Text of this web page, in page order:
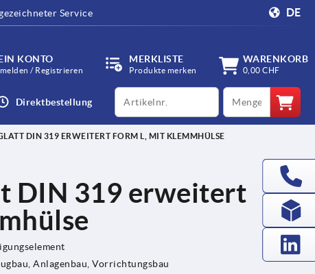
Service DE
KONTO
/ Registrieren
MERKLISTE
Produkte merken
WARENKORB
0,00 CHF
Direktbestellung
productCode qty
DIN 319 ERWEITERT FORM L, MIT KLEMMHÜLSE
DIN 319 erweitert
Anlagenbau, Vorrichtungsbau